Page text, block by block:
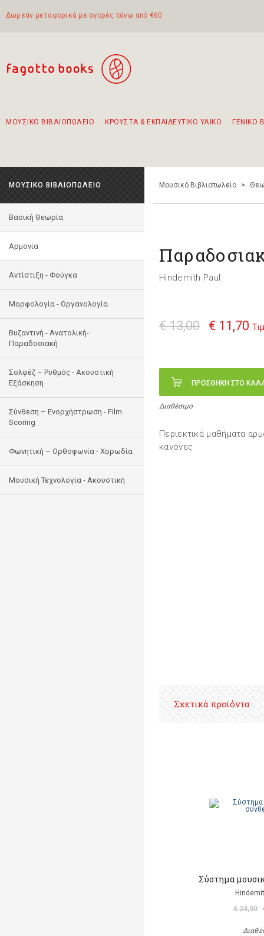
Δωρεάν μεταφορικά με αγορές πάνω από €60
ΜΟΥΣΙΚΟ ΒΙΒΛΙΟΠΩΛΕΙΟ ΚΡΟΥΣΤΑ & ΕΚΠΑΙΔΕΥΤΙΚΟ ΥΛΙΚΟ ΓΕΝΙΚΟ
ΜΟΥΣΙΚΟ ΒΙΒΛΙΟΠΩΛΕΙΟ
Βασική Θεωρία
Αρμονία
Αντίστιξη - Φούγκα
Μορφολογία - Οργανολογία
Bυζαντινή - Ανατολική-
Παραδοσιακή
Σολφέζ – Ρυθμός - Ακουστική
Εξάσκηση
Σύνθεση – Ενορχήστρωση - Film
Scoring
Φωνητική – Ορθοφωνία - Χορωδία
Μουσική Τεχνολογία - Ακουστική
Μουσικό Βιβλιοπωλείο >
Hindemith Paul
€ 13,00 € 11,70
ΠΡΟΣΘΗΚΗ ΣΤΟ
Διαθέσιμο
Περιεκτικά μαθήματα
κανόνες
Σχετικά προϊόντα
Σύστημα
€ 24,90